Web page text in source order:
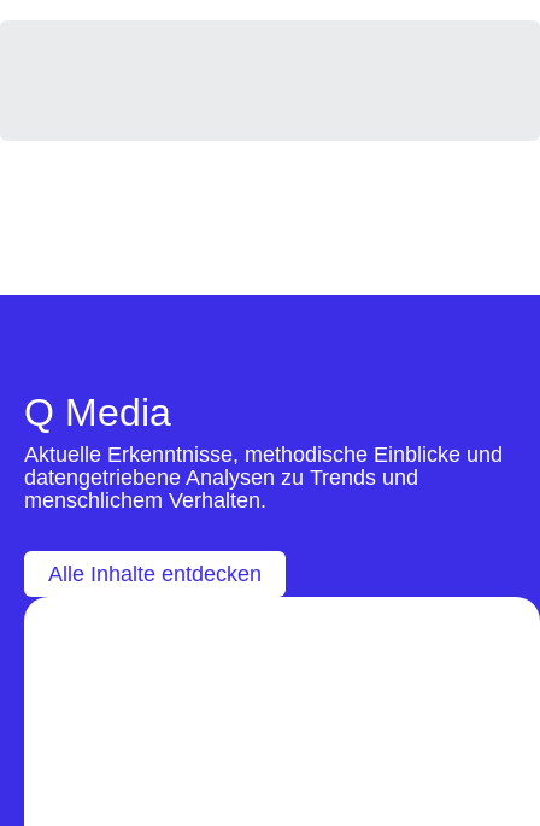
Q Media
Aktuelle Erkenntnisse, methodische Einblicke und
datengetriebene Analysen zu Trends und
menschlichem Verhalten.
Alle Inhalte entdecken